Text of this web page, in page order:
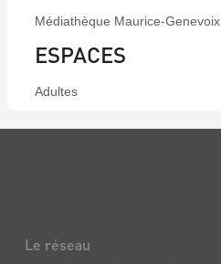
Médiathèque Maurice-Genevoix
ESPACES
Adultes
Le réseau